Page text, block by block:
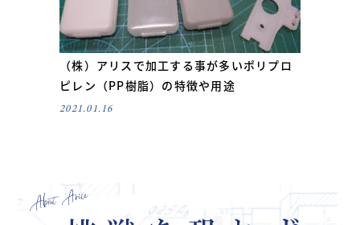
（株）アリスで加工する事が多いポリプロ
ピレン（PP樹脂）の特徴や用途
2021.01.16